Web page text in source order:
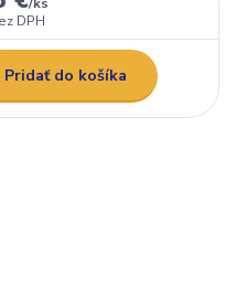
DPH
Pridať do košíka